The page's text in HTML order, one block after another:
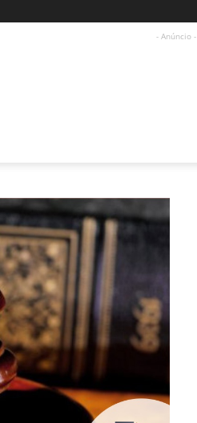
- Anúncio -